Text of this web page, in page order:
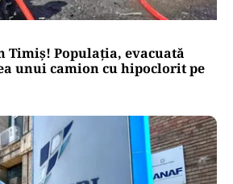
Guvernul activează
și pregătește limitarea